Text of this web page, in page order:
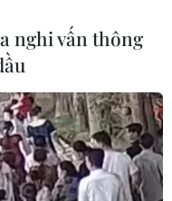
lở đất
nghi vấn thông